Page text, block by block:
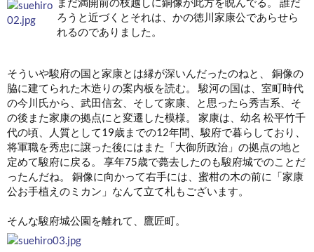
ろうと近づくとそれは、かの徳川家康公であらせら
れるのでありました。
そういや駿府の国と家康とは縁が深いんだったのねと、 銅像の
脇に建てられた木造りの案内板を読む。 駿河の国は、室町時代
の今川氏から、武田信玄、そして家康、と思ったら秀吉系、そ
の後また家康の拠点にと変遷した模様。 家康は、幼名 松平竹千
代の頃、人質として19歳までの12年間、駿府で暮らしており、
将軍職を秀忠に譲った後にはまた「大御所政治」の拠点の地と
定めて駿府に戻る。 享年75歳で薨去したのも駿府城でのことだ
ったんだね。 銅像に向かって右手には、蜜柑の木の前に「家康
公お手植えのミカン」なんて立て札もございます。
そんな駿府城公園を離れて、鷹匠町。